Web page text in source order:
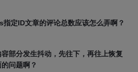
定ID文章的评论总数应该怎么弄啊？
部分发生抖动，先往下，再往上恢复
问题啊？